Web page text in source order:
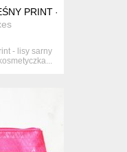
PRINT - LISY SARNY
- lisy sarny